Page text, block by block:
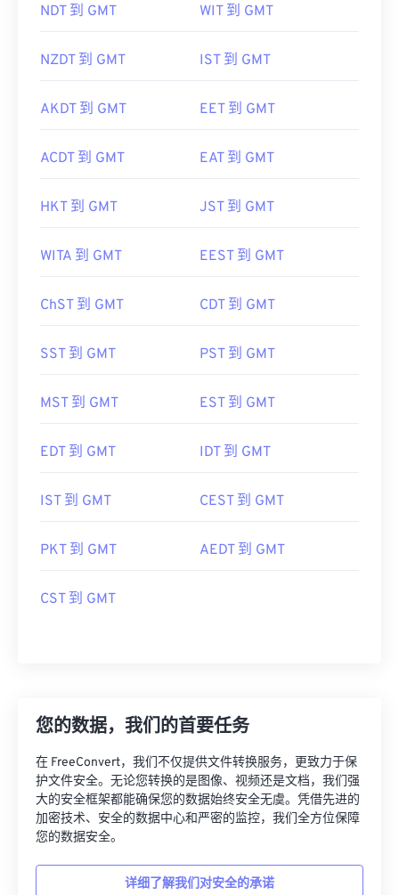
NDT 到 GMT WIT 到 GMT
NZDT 到 GMT IST 到 GMT
AKDT 到 GMT EET 到 GMT
ACDT 到 GMT EAT 到 GMT
HKT 到 GMT JST 到 GMT
WITA 到 GMT EEST 到 GMT
ChST 到 GMT CDT 到 GMT
SST 到 GMT PST 到 GMT
MST 到 GMT EST 到 GMT
EDT 到 GMT IDT 到 GMT
IST 到 GMT CEST 到 GMT
PKT 到 GMT AEDT 到 GMT
CST 到 GMT
您的数据，我们的首要任务
在 FreeConvert，我们不仅提供文件转换服务，更致力于保
护文件安全。无论您转换的是图像、视频还是文档，我们强
大的安全框架都能确保您的数据始终安全无虞。凭借先进的
加密技术、安全的数据中心和严密的监控，我们全方位保障
您的数据安全。
详细了解我们对安全的承诺